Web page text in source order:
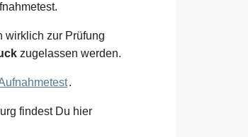
wirklich zur Prüfung
zugelassen werden.
.
findest Du hier